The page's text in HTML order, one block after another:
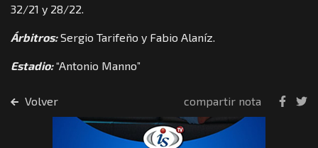
32/21 y 28/22.
Árbitros:Sergio Tarifeño y Fabio Alaníz.
Estadio:“Antonio Manno”
Volver compartir nota